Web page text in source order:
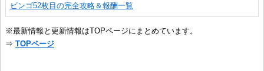
ビンゴ52枚目の完全攻略＆報酬一覧
※最新情報と更新情報はTOPページにまとめています。
⇒ TOPページ